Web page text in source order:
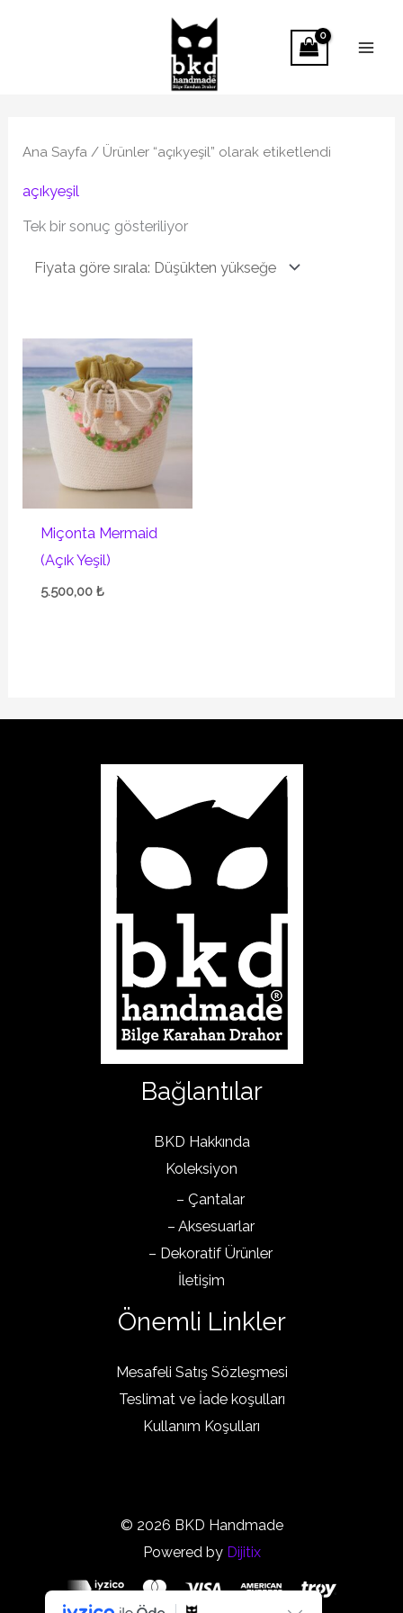
Ana Sayfa / Ürünler “açıkyeşil” olarak etiketlendi
açıkyeşil
Tek bir sonuç gösteriliyor
Miçonta Mermaid
(Açık Yeşil)
5.500,00 ₺
Bağlantılar
BKD Hakkında
Koleksiyon
– Çantalar
– Aksesuarlar
– Dekoratif Ürünler
İletişim
Önemli Linkler
Mesafeli Satış Sözleşmesi
Teslimat ve İade koşulları
Kullanım Koşulları
© 2026 BKD Handmade
Powered by Dijitix